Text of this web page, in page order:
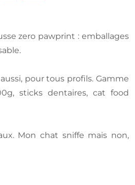
zero pawprint : emballages
pour tous profils. Gamme
sticks dentaires, cat food
Mon chat sniffe mais non,